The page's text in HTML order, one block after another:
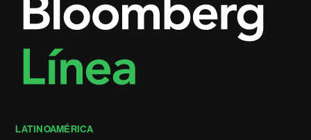
LATINOAMÉRICA